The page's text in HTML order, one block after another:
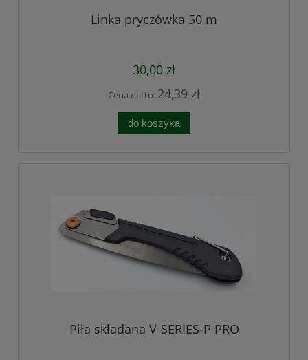
Linka pryczówka 50 m
30,00 zł
Cena netto: 24,39 zł
do koszyka
Piła składana V-SERIES-P PRO